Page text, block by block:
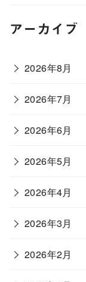
アーカイブ
2026年8月
2026年7月
2026年6月
2026年5月
2026年4月
2026年3月
2026年2月